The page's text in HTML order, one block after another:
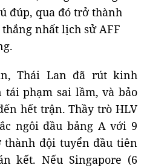
đúp, qua đó trở thành
nhất lịch sử AFF
Thái Lan đã rút kinh
tái phạm sai lầm, và bảo
hết trận. Thầy trò HLV
ngôi đầu bảng A với 9
đội tuyển đầu tiên
kết. Nếu Singapore (6